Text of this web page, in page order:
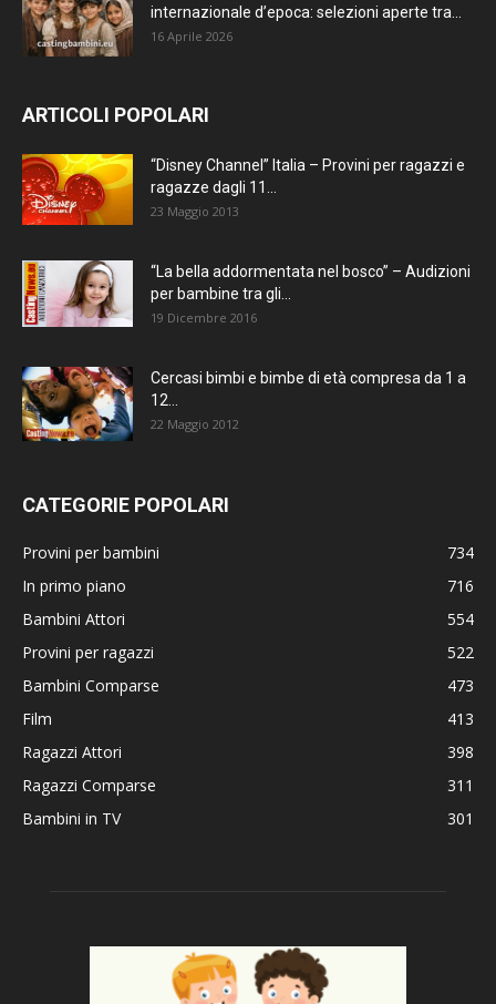
internazionale d’epoca: selezioni aperte tra...
16 Aprile 2026
ARTICOLI POPOLARI
“Disney Channel” Italia – Provini per ragazzi e
ragazze dagli 11...
23 Maggio 2013
“La bella addormentata nel bosco” – Audizioni
per bambine tra gli...
19 Dicembre 2016
Cercasi bimbi e bimbe di età compresa da 1 a
12...
22 Maggio 2012
CATEGORIE POPOLARI
Provini per bambini
734
In primo piano
716
Bambini Attori
554
Provini per ragazzi
522
Bambini Comparse
473
Film
413
Ragazzi Attori
398
Ragazzi Comparse
311
Bambini in TV
301